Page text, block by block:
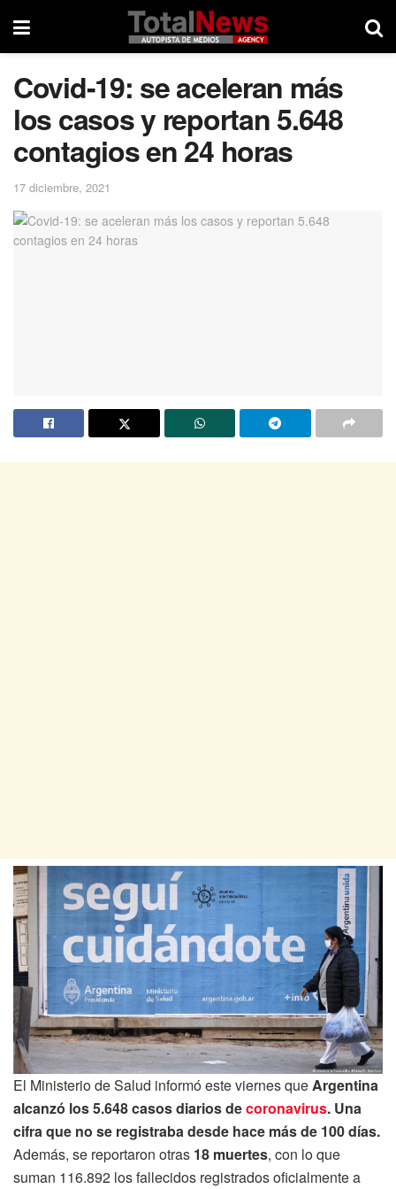
Covid-19: se aceleran más
los casos y reportan 5.648
contagios en 24 horas
17 diciembre, 2021
El Ministerio de Salud informó este viernes queArgentina
alcanzó los 5.648 casos diarios decoronavirus. Una
cifra que no se registraba desde hace más de 100 días.
Además, se reportaron otras 18 muertes, con lo que
suman 116.892 los fallecidos registrados oficialmente a